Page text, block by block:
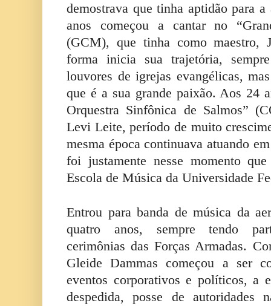
demostrava que tinha aptidão para
anos começou a cantar no
(GCM), que tinha como maestro,
forma inicia sua trajetória,
louvores de igrejas evangélicas,
que é a sua grande paixão. Aos 24
Orquestra Sinfônica de Salmos”
Levi Leite, período de muito
mesma época continuava atuando
foi justamente nesse momento
Escola de Música da Universidade
Entrou para banda de música da
quatro anos, sempre tendo
cerimônias das Forças Armadas.
Gleide Dammas começou a ser
eventos corporativos e políticos, a
despedida, posse de autoridades